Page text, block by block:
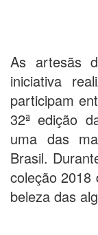
As artesãs
iniciativa
participam
32ª edição
uma das
Brasil.
coleção
beleza das